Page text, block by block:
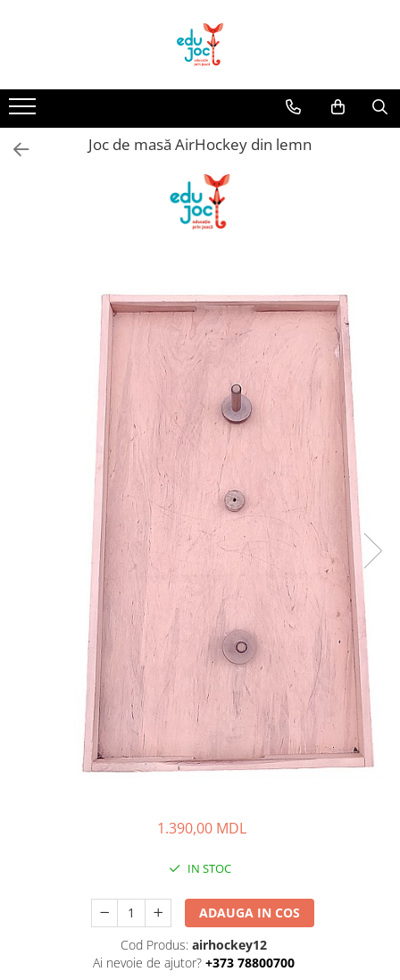
1-2 ani
3-4 ani
5-7 ani
Joc de masă AirHockey din lemn
1.390,00 MDL
IN STOC
ADAUGA IN COS
Cod Produs: airhockey12
Ai nevoie de ajutor? +373 78800700